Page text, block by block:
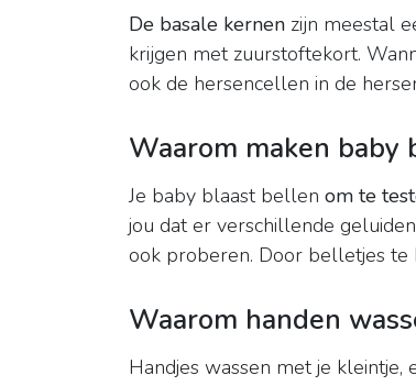
De basale kernen zijn meestal
krijgen met zuurstoftekort.
ook de hersencellen in de
Waarom maken baby
Je baby blaast bellen om te
jou dat er verschillende
ook proberen. Door belletjes te
Waarom handen
Handjes wassen met je kleintje,